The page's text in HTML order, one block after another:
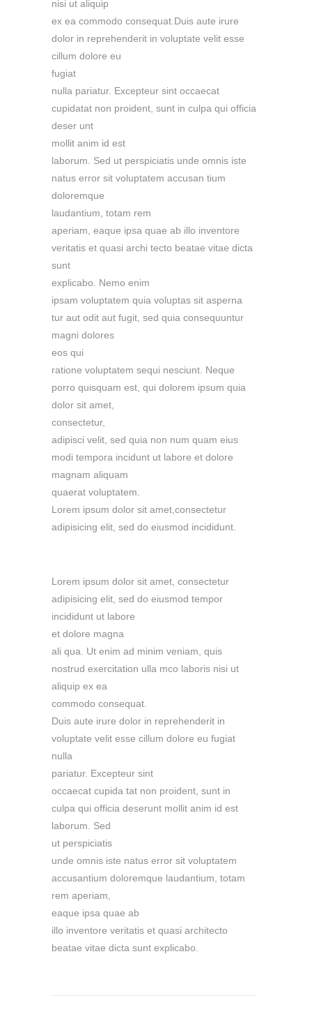
nisi ut aliquip
ex ea commodo consequat.Duis aute irure
dolor in reprehenderit in voluptate velit esse
cillum dolore eu
fugiat
nulla pariatur. Excepteur sint occaecat
cupidatat non proident, sunt in culpa qui officia
deser unt
mollit anim id est
laborum. Sed ut perspiciatis unde omnis iste
natus error sit voluptatem accusan tium
doloremque
laudantium, totam rem
aperiam, eaque ipsa quae ab illo inventore
veritatis et quasi archi tecto beatae vitae dicta
sunt
explicabo. Nemo enim
ipsam voluptatem quia voluptas sit asperna
tur aut odit aut fugit, sed quia consequuntur
magni dolores
eos qui
ratione voluptatem sequi nesciunt. Neque
porro quisquam est, qui dolorem ipsum quia
dolor sit amet,
consectetur,
adipisci velit, sed quia non num quam eius
modi tempora incidunt ut labore et dolore
magnam aliquam
quaerat voluptatem.
Lorem ipsum dolor sit amet,consectetur
adipisicing elit, sed do eiusmod incididunt.
Lorem ipsum dolor sit amet, consectetur
adipisicing elit, sed do eiusmod tempor
incididunt ut labore
et dolore magna
ali qua. Ut enim ad minim veniam, quis
nostrud exercitation ulla mco laboris nisi ut
aliquip ex ea
commodo consequat.
Duis aute irure dolor in reprehenderit in
voluptate velit esse cillum dolore eu fugiat
nulla
pariatur. Excepteur sint
occaecat cupida tat non proident, sunt in
culpa qui officia deserunt mollit anim id est
laborum. Sed
ut perspiciatis
unde omnis iste natus error sit voluptatem
accusantium doloremque laudantium, totam
rem aperiam,
eaque ipsa quae ab
illo inventore veritatis et quasi architecto
beatae vitae dicta sunt explicabo.